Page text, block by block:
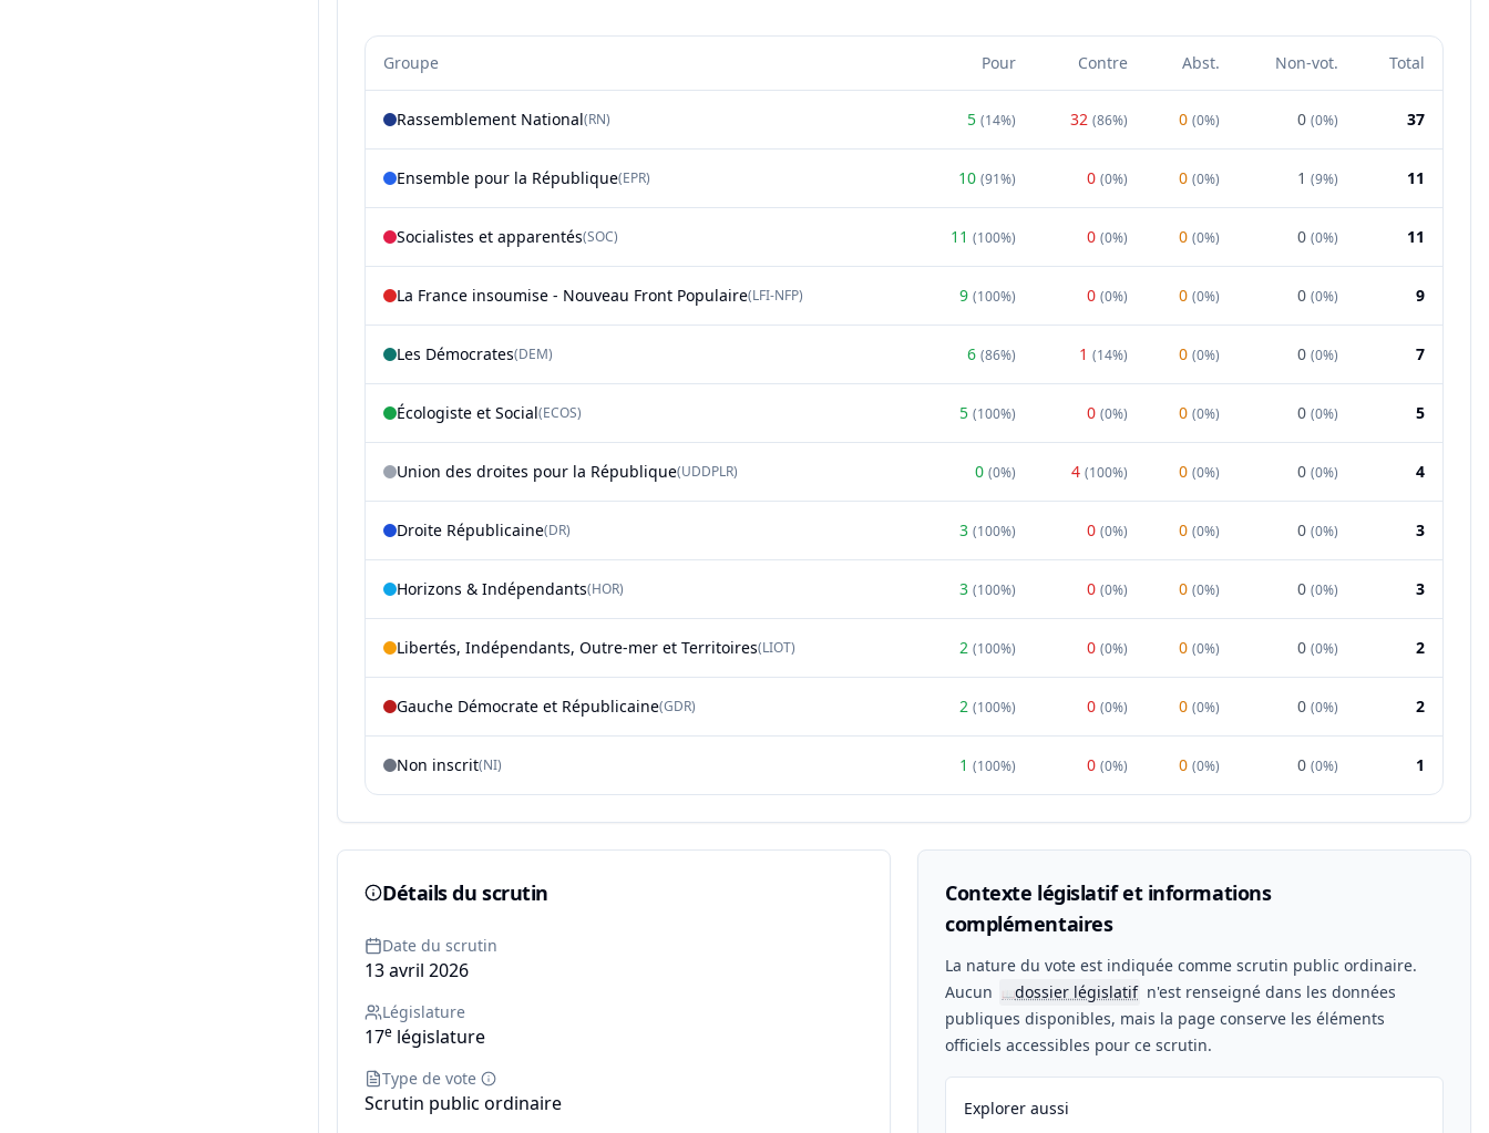
Groupe Pour Contre Abst. Non-vot. Total
Rassemblement National(RN) 5 (14%) 32 (86%) 0 (0%) 0 (0%) 37
Ensemble pour la République(EPR) 10 (91%) 0 (0%) 0 (0%) 1 (9%) 11
Socialistes et apparentés(SOC) 11 (100%) 0 (0%) 0 (0%) 0 (0%) 11
La France insoumise - Nouveau Front Populaire(LFI-NFP) 9 (100%) 0 (0%) 0 (0%) 0 (0%) 9
Les Démocrates(DEM) 6 (86%) 1 (14%) 0 (0%) 0 (0%) 7
Écologiste et Social(ECOS) 5 (100%) 0 (0%) 0 (0%) 0 (0%) 5
Union des droites pour la République(UDDPLR) 0 (0%) 4 (100%) 0 (0%) 0 (0%) 4
Droite Républicaine(DR) 3 (100%) 0 (0%) 0 (0%) 0 (0%) 3
Horizons & Indépendants(HOR) 3 (100%) 0 (0%) 0 (0%) 0 (0%) 3
Libertés, Indépendants, Outre-mer et Territoires(LIOT) 2 (100%) 0 (0%) 0 (0%) 0 (0%) 2
Gauche Démocrate et Républicaine(GDR) 2 (100%) 0 (0%) 0 (0%) 0 (0%) 2
Non inscrit(NI) 1 (100%) 0 (0%) 0 (0%) 0 (0%) 1
Détails du scrutin
Date du scrutin
13 avril 2026
Législature
17e législature
Type de vote
Scrutin public ordinaire
Contexte législatif et informations
complémentaires
La nature du vote est indiquée comme scrutin public ordinaire.
Aucun
📖dossier législatif n'est renseigné dans les données
publiques disponibles, mais la page conserve les éléments
officiels accessibles pour ce scrutin.
Explorer aussi